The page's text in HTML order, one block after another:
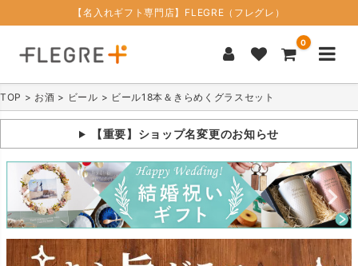
【名入れギフト専門店】FLEGRE（フレグレ）
0
TOP お酒 ビール ビール18本＆きらめくグラスセット
【重要】ショップ名変更のお知らせ